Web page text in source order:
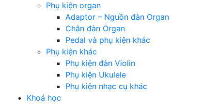
Phụ kiện organ
Adaptor – Nguồn đàn Organ
Chân đàn Organ
Pedal và phụ kiện khác
Phụ kiện khác
Phụ kiện đàn Violin
Phụ kiện Ukulele
Phụ kiện nhạc cụ khác
Khoá học